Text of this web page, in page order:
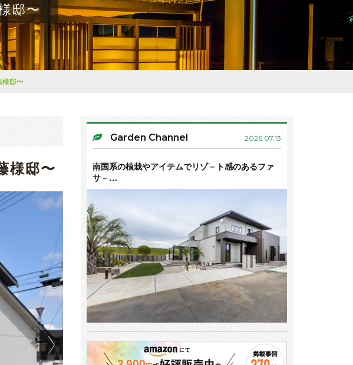
邸〜
様邸〜
様邸〜
Garden Channel 2026.07.13
南国系の植栽やアイテムでリゾ－ト感のあるファ
サ－…